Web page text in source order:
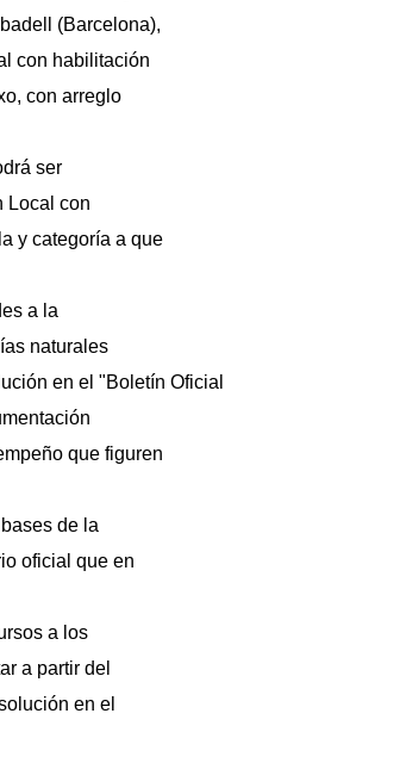
(Barcelona),
con habilitación
con arreglo
ser
Local con
y categoría a que
a la
naturales
en el "Boletín Oficial
que figuren
de la
oficial que en
a los
a partir del
en el